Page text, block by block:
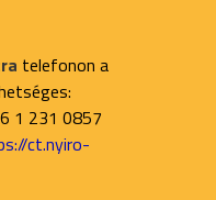
telefonon a
1 231 0857
ct.nyiro-